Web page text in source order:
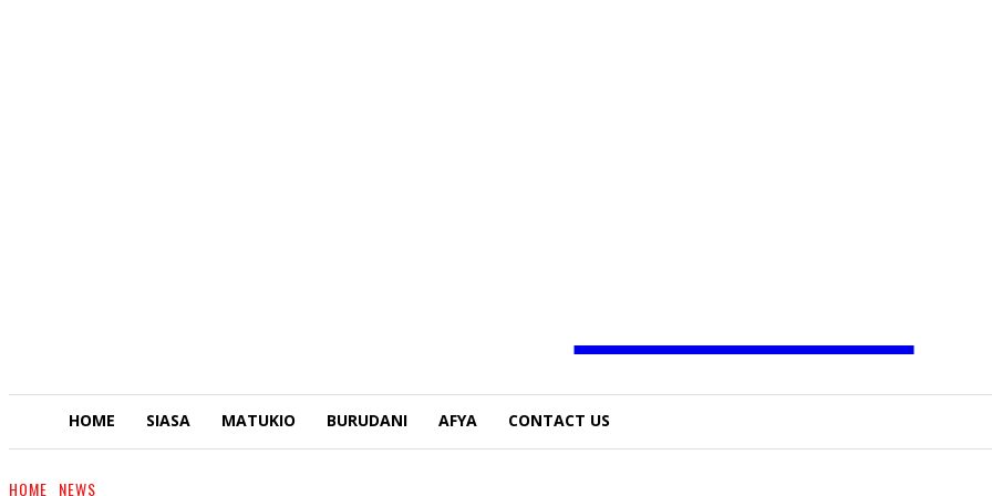
HOME SIASA MATUKIO BURUDANI AFYA CONTACT US
HOME NEWS